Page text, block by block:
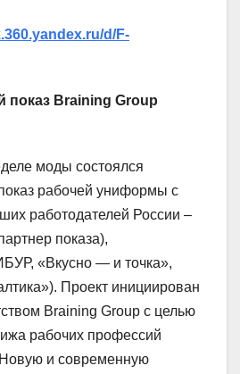
d/F-
показ Braining Group
моды состоялся
рабочей униформы с
работодателей России –
показа),
«Вкусно — и точка»,
Проект инициирован
Braining Group с целью
рабочих профессий
и современную